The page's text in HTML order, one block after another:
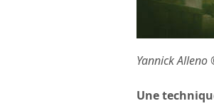
Yannick
Une